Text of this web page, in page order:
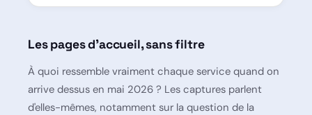
Les pages d'accueil, sans filtre
À quoi ressemble vraiment chaque service quand on
arrive dessus en mai 2026 ? Les captures parlent
d'elles-mêmes, notamment sur la question de la